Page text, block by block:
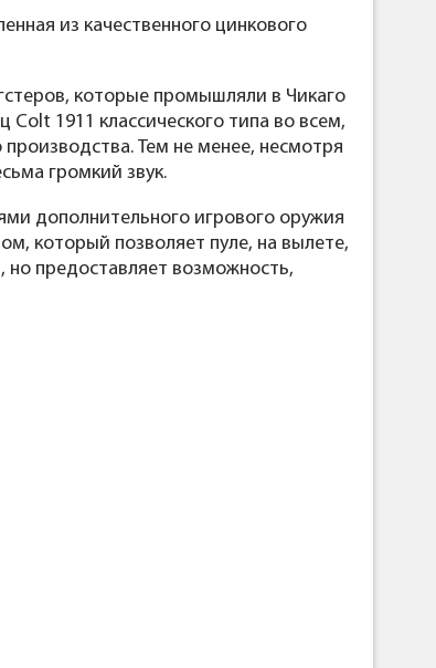
из качественного цинкового
которые промышляли в Чикаго
1911 классического типа во всем,
Тем не менее, несмотря
громкий звук.
дополнительного игрового оружия
который позволяет пуле, на вылете,
но предоставляет возможность,